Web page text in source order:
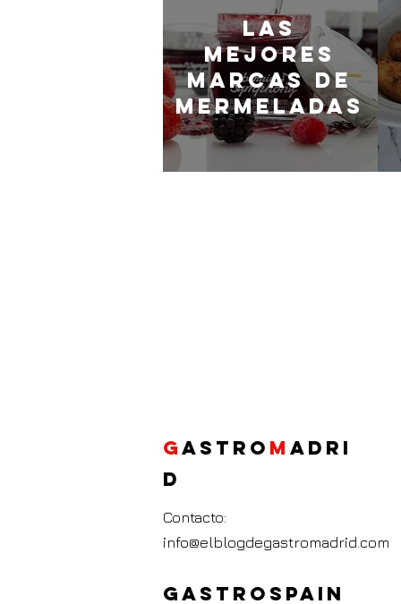
LaS
MEJORES
marcas de
mermeladas
GASTRO M ADRI
D
Contacto:
info@elblogdegastromadrid.com
GASTROSPAIN